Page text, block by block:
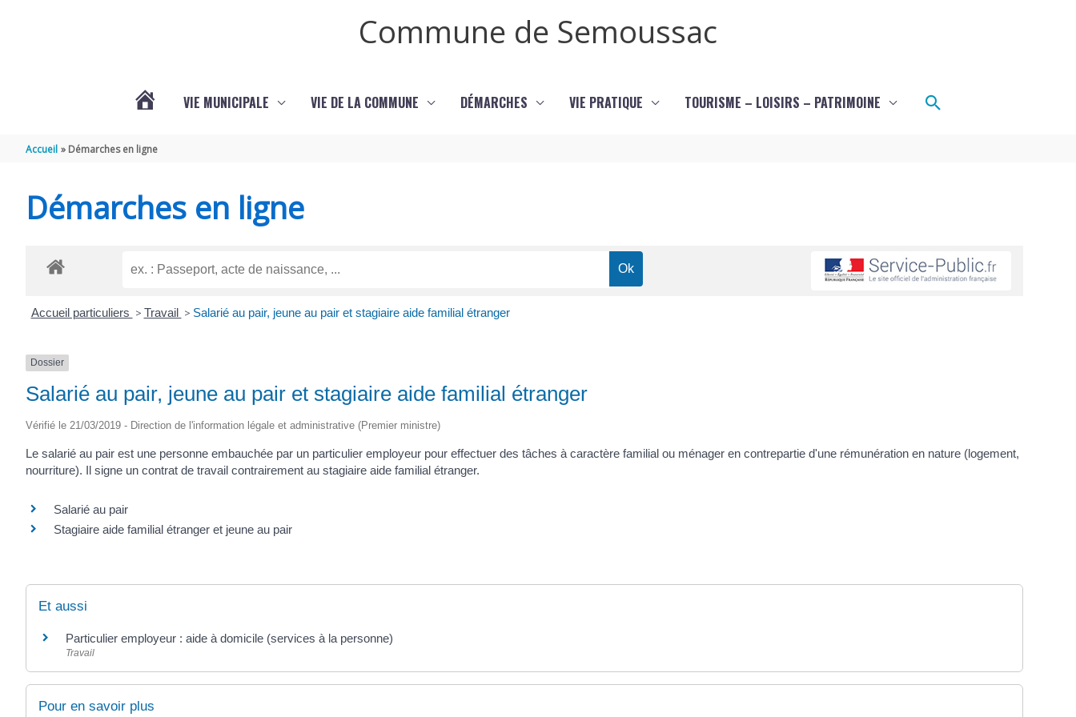
Commune de Semoussac
SEMOUSSAC
VIE MUNICIPALE VIE DE LA COMMUNE DÉMARCHES VIE PRATIQUE TOURISME – LOISIRS – PATRIMOINE Rechercher
Accueil Démarches en ligne
Démarches en ligne
Accueil particuliers > Travail > Salarié au pair, jeune au pair et stagiaire aide familial étranger
Dossier
Salarié au pair, jeune au pair et stagiaire aide familial étranger
Vérifié le 21/03/2019 - Direction de l'information légale et administrative (Premier ministre)
Le salarié au pair est une personne embauchée par un particulier employeur pour effectuer des tâches à caractère familial ou ménager en contrepartie d'une rémunération en nature (logement,
nourriture). Il signe un contrat de travail contrairement au stagiaire aide familial étranger.
Salarié au pair
Stagiaire aide familial étranger et jeune au pair
Et aussi
Particulier employeur : aide à domicile (services à la personne)
Travail
Pour en savoir plus